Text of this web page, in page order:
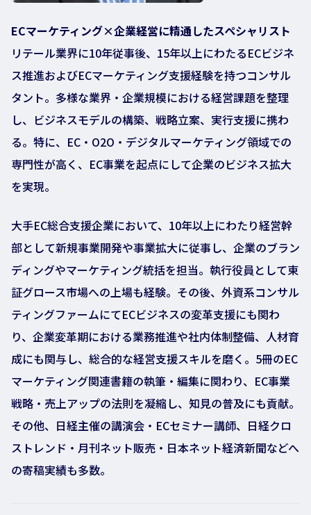
ECマーケティング×企業経営に精通したスペシャリスト
リテール業界に10年従事後、15年以上にわたるECビジネ
ス推進およびECマーケティング支援経験を持つコンサル
タント。多様な業界・企業規模における経営課題を整理
し、ビジネスモデルの構築、戦略立案、実行支援に携わ
る。特に、EC・O2O・デジタルマーケティング領域での
専門性が高く、EC事業を起点にして企業のビジネス拡大
を実現。
大手EC総合支援企業において、10年以上にわたり経営幹
部として新規事業開発や事業拡大に従事し、企業のブラン
ディングやマーケティング統括を担当。執行役員として東
証グロース市場への上場も経験。その後、外資系コンサル
ティングファームにてECビジネスの変革支援にも関わ
り、企業変革期における業務推進や社内体制整備、人材育
成にも関与し、総合的な経営支援スキルを磨く。5冊のEC
マーケティング関連書籍の執筆・編集に関わり、EC事業
戦略・売上アップの法則を凝縮し、知見の普及にも貢献。
その他、日経主催の講演会・ECセミナー講師、日経クロ
ストレンド・月刊ネット販売・日本ネット経済新聞などへ
の寄稿実績も多数。